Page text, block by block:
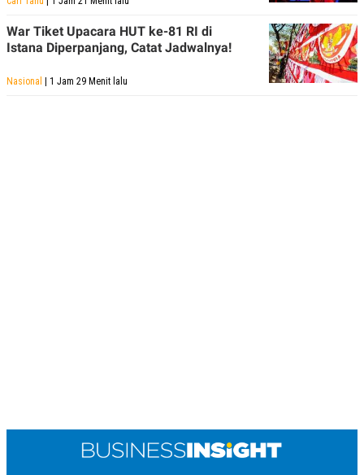
War Tiket Upacara HUT ke-81 RI di
Istana Diperpanjang, Catat Jadwalnya!
Nasional | 1 Jam 29 Menit lalu